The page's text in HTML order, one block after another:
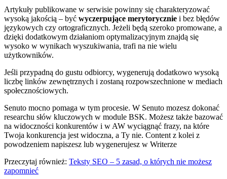
Artykuły publikowane w serwisie powinny się charakteryzować
wysoką jakością – być wyczerpujące merytorycznie i bez błędów
językowych czy ortograficznych. Jeżeli będą szeroko promowane, a
dzięki dodatkowym działaniom optymalizacyjnym znajdą się
wysoko w wynikach wyszukiwania, trafi na nie wielu
użytkowników.
Jeśli przypadną do gustu odbiorcy, wygenerują dodatkowo wysoką
liczbę linków zewnętrznych i zostaną rozpowszechnione w mediach
społecznościowych.
Senuto mocno pomaga w tym procesie. W Senuto mozesz dokonać
researchu słów kluczowych w module BSK. Możesz także bazować
na widoczności konkurentów i w AW wyciągnąć frazy, na które
Twoja konkurencja jest widoczna, a Ty nie. Content z kolei z
powodzeniem napiszesz lub wygenerujesz w Writerze
Przeczytaj również: Teksty SEO – 5 zasad, o których nie możesz
zapomnieć